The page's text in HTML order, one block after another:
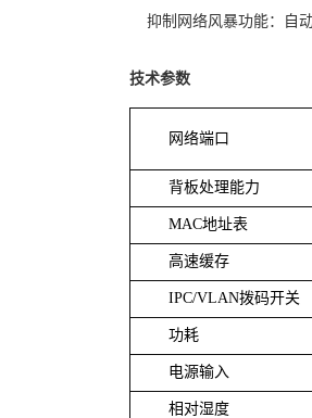
抑制网络风暴功能：自
技术参数
网络端口
背板处理能力
MAC地址表
高速缓存
IPC/VLAN拨码
功耗
电源输入
相对湿度